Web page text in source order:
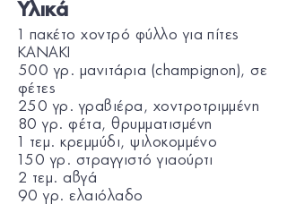
Υλικά
1 πακέτο χοντρό φύλλο για πίτες
KANAKI
500 γρ. μανιτάρια (champignon), σε
φέτες
250 γρ. γραβιέρα, χοντροτριμμένη
80 γρ. φέτα, θρυμματισμένη
1 τεμ. κρεμμύδι, ψιλοκομμένο
150 γρ. στραγγιστό γιαούρτι
2 τεμ. αβγά
90 γρ. ελαιόλαδο